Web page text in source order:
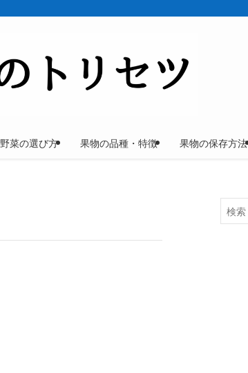
野菜の選び方 果物の品種・特徴 果物の保存方法